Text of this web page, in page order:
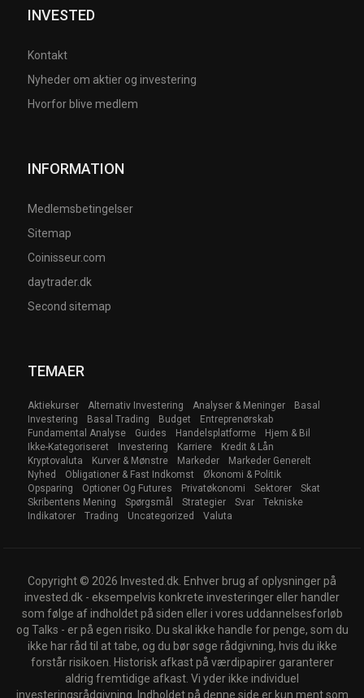
INVESTED
Kontakt
Nyheder om aktier og investering
Hvorfor blive medlem
INFORMATION
Medlemsbetingelser
Sitemap
Coinisseur.com
daytrader.dk
Second sitemap
TEMAER
Aktiekurser Alternativ Investering Analyser & Meninger
Basal
Investering
Basal Trading Budget
Entreprenørskab
Fundamental Analyse
Guides Handelsplatforme
Hjem & Bil
Ikke-Kategoriseret
Investering Karriere
Kredit & Lån
Kryptovaluta
Kurver & Mønstre Markeder
Markeder Generelt
Nyhed
Obligationer & Fast Indkomst
Økonomi & Politik
Opsparing
Optioner Og Futures Privatøkonomi Sektorer
Skat
Skribentens Mening
Spørgsmål Strategier Svar
Tekniske
Indikatorer
Trading Uncategorized Valuta
Copyright © 2026 Invested.dk. Enhver brug af oplysninger på
invested.dk - eksempelvis konkrete investeringer eller handler
som følge af indholdet på siden eller i vores uddannelsesforløb
og Talks - er på egen risiko. Du skal ikke handle for penge, som du
ikke har råd til at tabe, og du bør søge rådgivning, hvis du ikke
forstår risikoen. Historisk afkast på værdipapirer garanterer
aldrig fremtidige afkast. Vi yder ikke individuel
investeringsrådgivning. Indholdet på denne side er kun ment som